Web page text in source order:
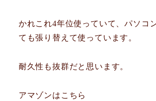
かれこれ4年位使っていて、パソコ
ても張り替えて使っています。
耐久性も抜群だと思います。
アマゾンはこちら